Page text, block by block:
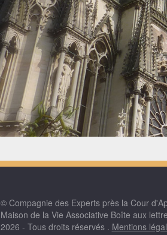
© Compagnie des Experts près la Cour
Maison de la Vie Associative Boîte aux
2026 - Tous droits réservés . Mentions